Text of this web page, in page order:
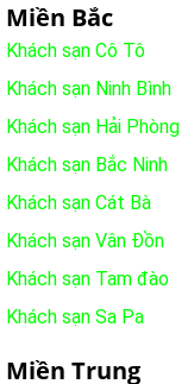
Miền Bắc
Khách sạn Cô Tô
Khách sạn Ninh Bình
Khách sạn Hải Phòng
Khách sạn Bắc Ninh
Khách sạn Cát Bà
Khách sạn Vân Đồn
Khách sạn Tam đào
Khách sạn Sa Pa
Miền Trung